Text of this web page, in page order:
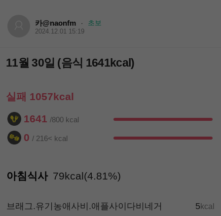
카@naonfm · 초보
2024.12.01 15:19
11월 30일 (음식 1641kcal)
실패 1057kcal
1641 /800 kcal
0 / 216< kcal
아침식사 79kcal(4.81%)
브래그.유기농애사비.애플사이다비네거 5 kcal